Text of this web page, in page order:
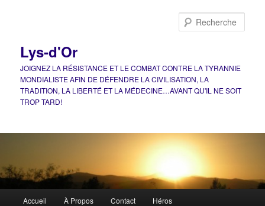
Lys-d'Or
JOIGNEZ LA RÉSISTANCE ET LE COMBAT CONTRE LA TYRANNIE
MONDIALISTE AFIN DE DÉFENDRE LA CIVILISATION, LA
TRADITION, LA LIBERTÉ ET LA MÉDECINE…AVANT QU'IL NE SOIT
TROP TARD!
Accueil À Propos Contact Héros